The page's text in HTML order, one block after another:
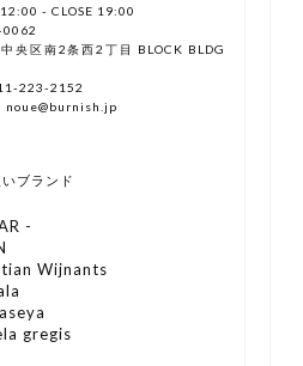
- CLOSE 19:00
0062
央区南2条西2丁目 BLOCK BLDG
223-2152
noue@burnish.jp
ブランド
-
Wijnants
gregis